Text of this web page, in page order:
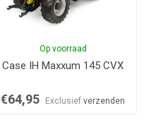
Op voorraad
Case IH Maxxum 145 CVX
€64,95 Exclusiefverzenden